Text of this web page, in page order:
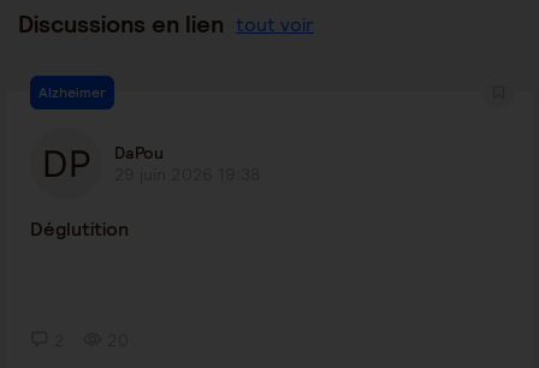
Discussions en lien tout voir
Alzheimer
DaPou
Déglutition